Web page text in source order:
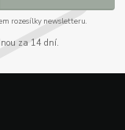
rozesílky newsletteru.
za 14 dní.